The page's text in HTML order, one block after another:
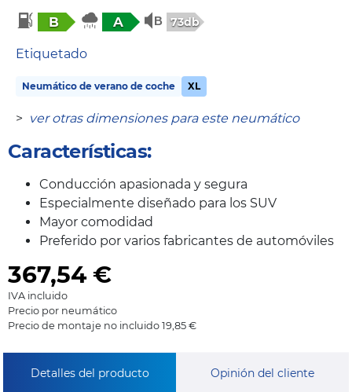
B A 73db
Etiquetado
Neumático de verano de coche XL
> ver otras dimensiones para este neumático
Características:
Conducción apasionada y segura
Especialmente diseñado para los SUV
Mayor comodidad
Preferido por varios fabricantes de automóviles
367,54€
IVA incluido
Precio por neumático
Precio de montaje no incluido 19,85 €
Detalles del producto Opinión del cliente